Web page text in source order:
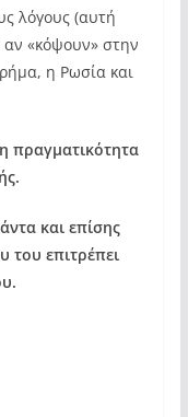
λόγους (αυτή
αν «κόψουν» στην
η Ρωσία και
πραγματικότητα
και επίσης
του επιτρέπει